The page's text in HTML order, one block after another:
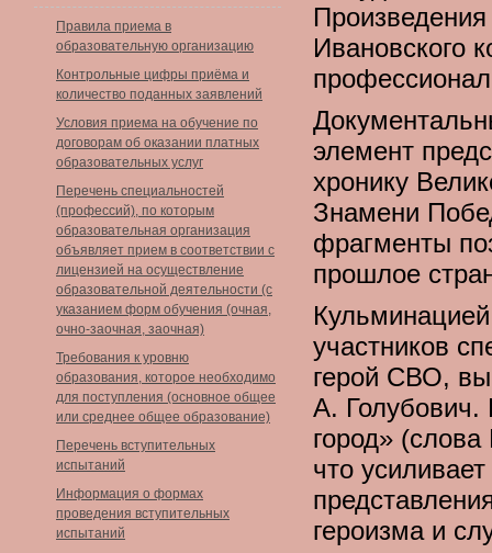
Правила приема в
образовательную организацию
Контрольные цифры приёма и
количество поданных заявлений
Условия приема на обучение по
договорам об оказании платных
образовательных услуг
Перечень специальностей
(профессий), по которым
образовательная организация
объявляет прием в соответствии с
лицензией на осуществление
образовательной деятельности (с
указанием форм обучения (очная,
очно-заочная, заочная)
Требования к уровню
образования, которое необходимо
для поступления (основное общее
или среднее общее образование)
Перечень вступительных
испытаний
Информация о формах
проведения вступительных
испытаний
Ивановского
элемент
хронику
Знамени
фрагменты
прошлое
участников
герой СВО,
А. Голубович.
город»
что
героизма и